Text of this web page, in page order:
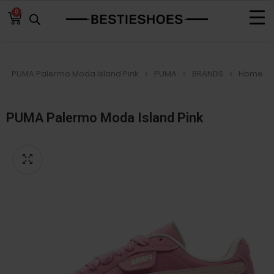
0
Home
BRANDS
PUMA
PUMA Palermo Moda Island Pink
PUMA Palermo Moda Island Pink